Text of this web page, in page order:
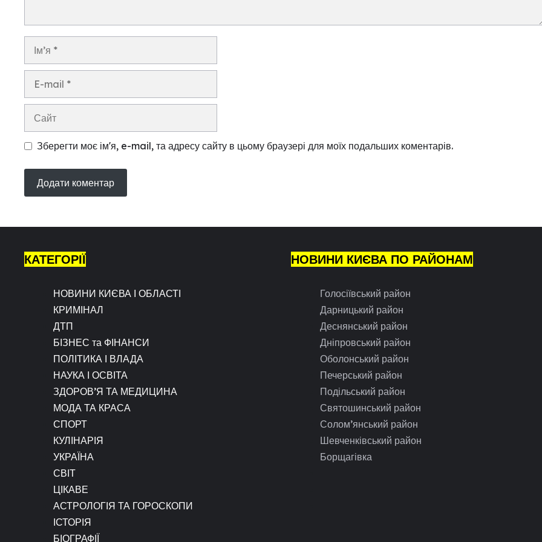
Зберегти моє ім'я, e-mail, та адресу сайту в цьому браузері для моїх подальших коментарів.
КАТЕГОРІЇ
НОВИНИ КИЄВА І ОБЛАСТІ
КРИМІНАЛ
ДТП
БІЗНЕС та ФІНАНСИ
ПОЛІТИКА І ВЛАДА
НАУКА І ОСВІТА
ЗДОРОВ’Я ТА МЕДИЦИНА
МОДА ТА КРАСА
СПОРТ
КУЛІНАРІЯ
УКРАЇНА
СВІТ
ЦІКАВЕ
АСТРОЛОГІЯ ТА ГОРОСКОПИ
ІСТОРІЯ
БІОГРАФІЇ
НОВИНИ КИЄВА ПО РАЙОНАМ
Голосіївський район
Дарницький район
Деснянський район
Дніпровський район
Оболонський район
Печерський район
Подільський район
Святошинський район
Солом’янський район
Шевченківський район
Борщагівка